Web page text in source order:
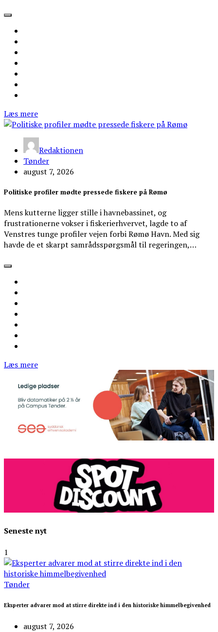
Læs mere
Redaktionen
Tønder
august 7, 2026
Politiske profiler mødte pressede fiskere på Rømø
Mens kutterne ligger stille i havnebassinet, og
frustrationerne vokser i fiskerierhvervet, lagde to af
Venstres tunge profiler vejen forbi Rømø Havn. Med sig
havde de et skarpt samrådsspørgsmål til regeringen,…
Læs mere
Seneste nyt
1
Tønder
Eksperter advarer mod at stirre direkte ind i den historiske himmelbegivenhed
august 7, 2026